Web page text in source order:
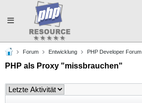
Toggle
navigation
Forum Entwicklung PHP Developer Forum
PHP als Proxy "missbrauchen"